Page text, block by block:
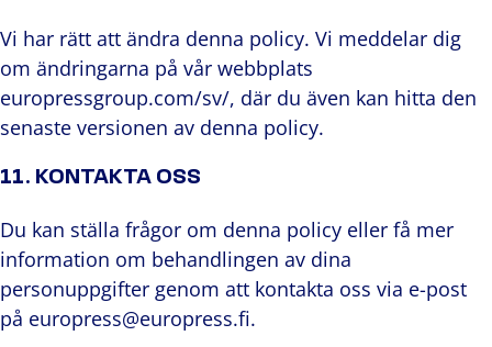
Vi har rätt att ändra denna policy. Vi meddelar dig
om ändringarna på vår webbplats
europressgroup.com/sv/, där du även kan hitta den
senaste versionen av denna policy.
11. KONTAKTA OSS
Du kan ställa frågor om denna policy eller få mer
information om behandlingen av dina
personuppgifter genom att kontakta oss via e-post
på europress@europress.fi.